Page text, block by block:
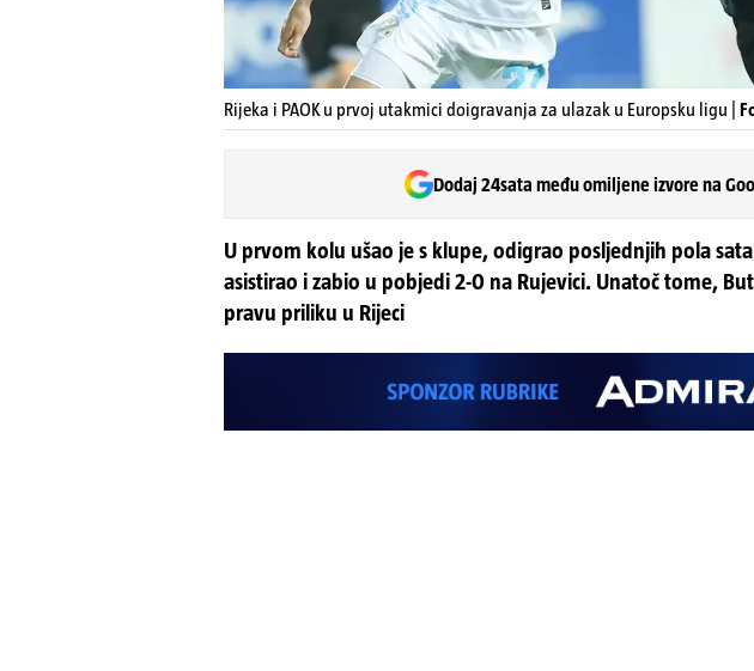
Rijeka i PAOK u prvoj utakmici doigravanja za ulazak u Europsku ligu |
Dodaj 24sata među omiljene izvore na
U prvom kolu ušao je s klupe, odigrao posljednjih pola
asistirao i zabio u pobjedi 2-0 na Rujevici. Unatoč tome,
pravu priliku u Rijeci